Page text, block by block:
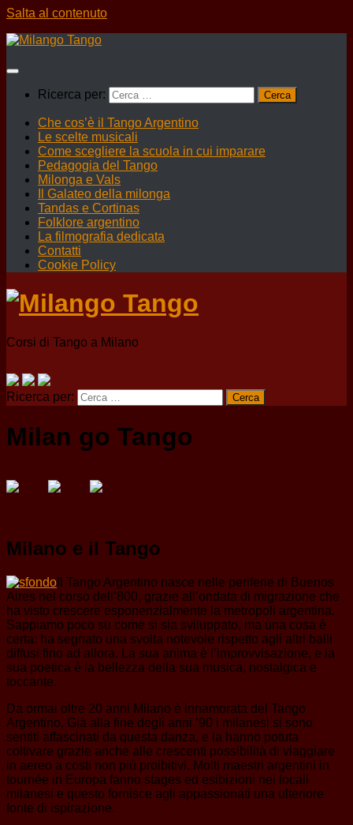
Salta al contenuto
Ricerca per:
Che cos’è il Tango Argentino
Le scelte musicali
Come scegliere la scuola in cui imparare
Pedagogia del Tango
Milonga e Vals
Il Galateo della milonga
Tandas e Cortinas
Folklore argentino
La filmografia dedicata
Contatti
Cookie Policy
Corsi di Tango a Milano
Ricerca per:
Milan go Tango
Milano e il Tango
Il Tango Argentino nasce nelle periferie di Buenos
Aires nel corso dell’800, grazie all’ondata di migrazione che
ha visto crescere esponenzialmente la metropoli argentina.
Sappiamo poco su come si sia sviluppato, ma una cosa è
certa: ha segnato una svolta notevole rispetto agli altri balli
diffusi fino ad allora. La sua anima è l’improvvisazione, e la
sua poetica è la bellezza della sua musica, nostalgica e
toccante.
Da ormai oltre 20 anni Milano è innamorata del Tango
Argentino. Già alla fine degli anni ’90 i milanesi si sono
sentiti affascinati da questa danza, e la hanno potuta
coltivare grazie anche alle crescenti possibilità di viaggiare
in aereo a costi non più proibitivi. Molti maestri argentini in
tournée in Europa fanno stages ed esibizioni nei locali
milanesi e questo fornisce agli appassionati una ulteriore
fonte di ispirazione.